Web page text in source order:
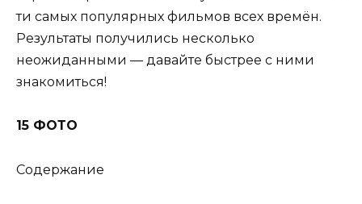
ти самых популярных фильмов всех времён.
Результаты получились несколько
неожиданными — давайте быстрее с ними
знакомиться!
15 ФОТО
Содержание